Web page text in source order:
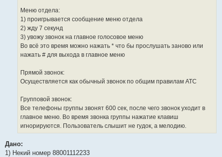
Меню отдела:
1) проигрывается сообщение меню отдела
2) жду 7 секунд
3) увожу звонок на главное голосовое меню
Во всё это время можно нажать * что бы прослушать заново или
нажать # для выхода в главное меню
Прямой звонок:
Осуществляется как обычный звонок по общим правилам АТС
Групповой звонок:
Все телефоны группы звонят 600 сек, после чего звонок уходит в
главное меню. Во время звонка группы нажатие клавиш
игнорируются. Пользователь слышит не гудок, а мелодию.
Дано:
1) Некий номер 88001112233